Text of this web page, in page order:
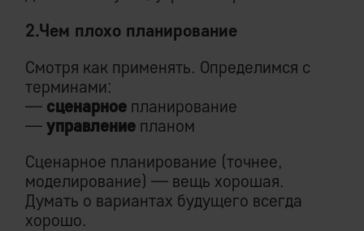
2.Чем плохо планирование
Смотря как применять. Определимся с
терминами:
— сценарное планирование
— управление планом
Сценарное планирование (точнее,
моделирование) — вещь хорошая.
Думать о вариантах будущего всегда
хорошо.